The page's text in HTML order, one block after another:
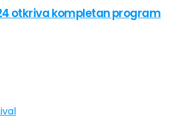
otkriva kompletan program